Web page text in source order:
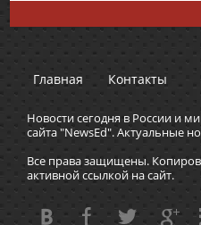
Главная Контакты
Новости сегодня в России и
сайта "NewsEd". Актуальные
Все права защищены.
активной ссылкой на сайт.